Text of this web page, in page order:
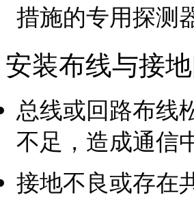
措施的专用探测
安装布线与接
总线或回路布线
不足，造成通信
接地不良或存在